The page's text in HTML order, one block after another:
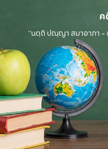
ค
“นตฺถิ ปณฺญา สมาอาภา -